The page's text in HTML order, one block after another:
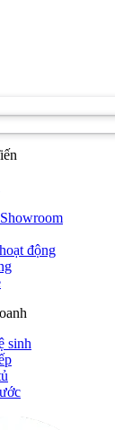
động
sinh